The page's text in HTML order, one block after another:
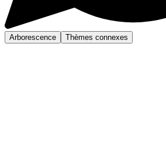
Arborescence Thèmes connexes